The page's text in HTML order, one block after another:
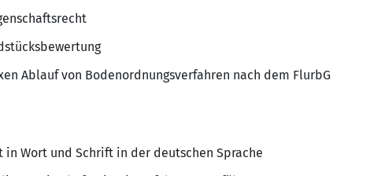
Ablauf von Bodenordnungsverfahren nach dem FlurbG
in Wort und Schrift in der deutschen Sprache